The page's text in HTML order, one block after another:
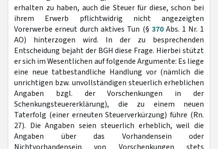
erhalten zu haben, auch die Steuer für diese, schon bei
ihrem Erwerb pflichtwidrig nicht angezeigten
Vorerwerbe erneut durch aktives Tun (§ 370Abs. 1 Nr. 1
AO) hinterzogen wird. In der zu besprechenden
Entscheidung bejaht der BGH diese Frage. Hierbei stützt
er sich im Wesentlichen auf folgende Argumente: Es liege
eine neue tatbestandliche Handlung vor (nämlich die
unrichtigen bzw. unvollständigen steuerlich erheblichen
Angaben bzgl. der Vorschenkungen in der
Schenkungsteuererklärung), die zu einem neuen
Taterfolg (einer erneuten Steuerverkürzung) führe (Rn.
27). Die Angaben seien steuerlich erheblich, weil die
Angaben über das Vorhandensein oder